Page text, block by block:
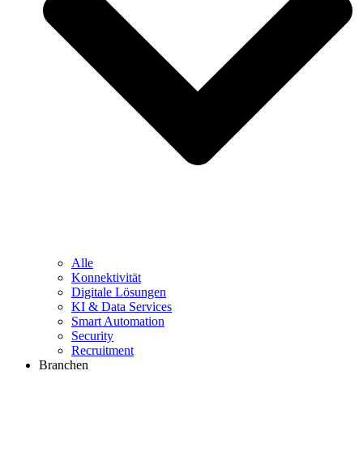
Alle
Konnektivität
Digitale Lösungen
KI & Data Services
Smart Automation
Security
Recruitment
Branchen